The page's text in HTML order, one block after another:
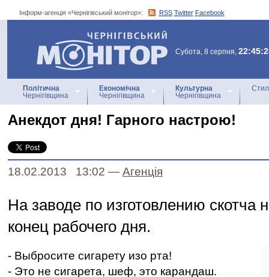
Інформ-агенція «Чернігівський монітор»: RSS Twitter Facebook
Інформ-агенція
«Чернігівський монітор»
Субота, 8 серпня,
Політична
Чернігівщина
Економічна
Чернігівщина
Культурна
Чернігівщина
Анекдот дня! Гарного настрою!
18.02.2013 13:02 — Агенцiя
На заводе по изготовлению скотча
конец рабочего дня.
- Выбросите сигарету изо рта!
- Это не сигарета, шеф, это карандаш.